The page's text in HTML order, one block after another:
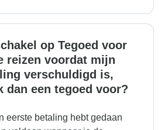
op Tegoed voor
reizen voordat mijn
verschuldigd is,
dan een tegoed voor?
eerste betaling hebt gedaan